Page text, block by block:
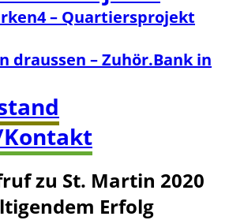
– Quartiersprojekt
draussen – Zuhör.Bank in
zu St. Martin 2020
Erfolg